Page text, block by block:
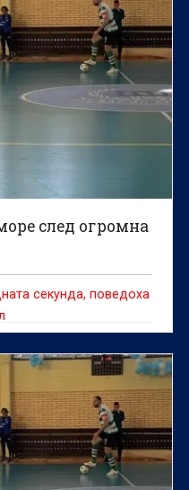
след огромна
секунда, поведоха